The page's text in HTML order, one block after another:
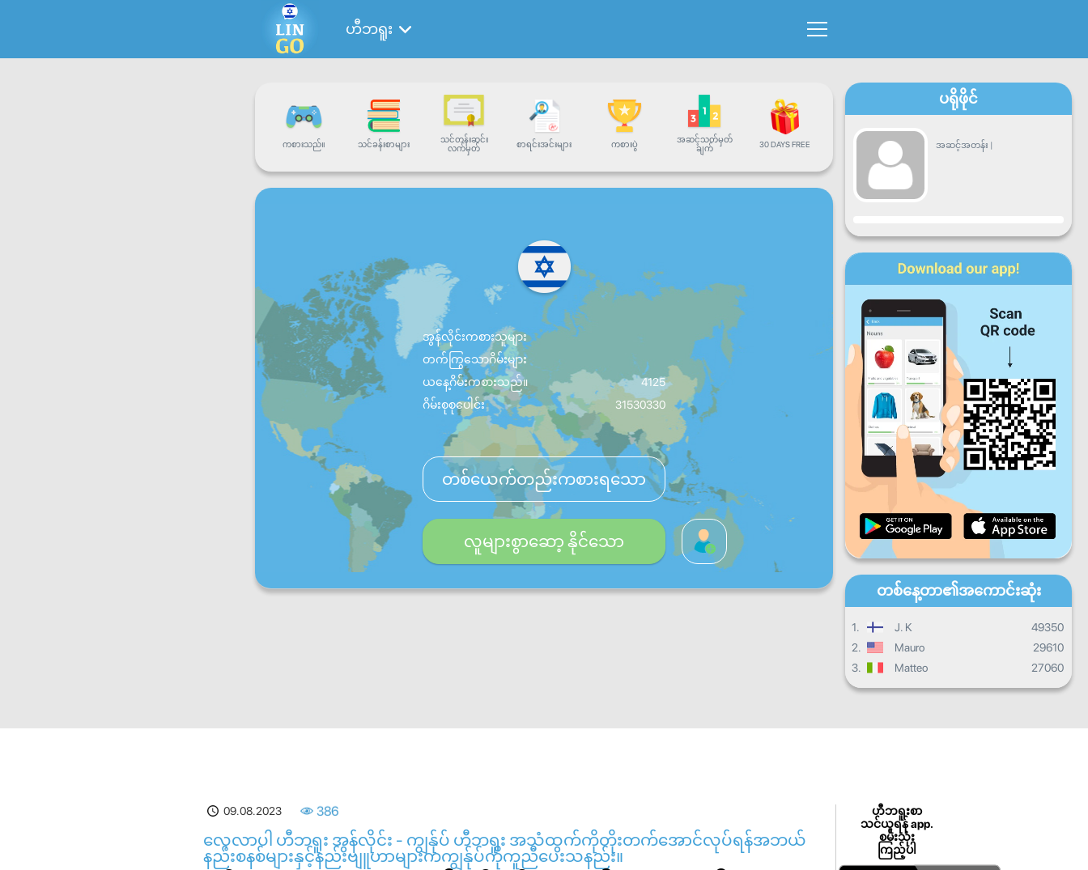
ဟီဘရူး
ကစားသည်။ သင်ခန်းစာများ
သင်တန်းဆင်း
လက်မှတ်
စာရင်းအင်းများ ကစားပွဲ
အဆင့်သတ်မှတ်
ချက်
30 DAYS FREE
အွန်လိုင်းကစားသူများ
တက်ကြွသောဂိမ်းများ
ယနေ့ဂိမ်းကစားသည်။
4125
ဂိမ်းစုစုပေါင်း
31530330
တစ်ယေက်တည်းကစားရသော
လူများစွာဆော့ နိုင်သော
ပရိုဖိုင်
အဆင့်အတန်း |
တိုးတက်မှု
တနင်္လာ ဗုဒ္ဓဟူး ကြာသာ
သောကြာ စနေ တနင်္ဂနွေ
နေ့စဉ်တိုးတက်မှု
လစဉ်တိုးတက်မှု
သင်တန်းဆင်းလက်မှတ်
ယေဘုယျတိုးတက်မှု
တစ်နေ့တာ၏အကောင်းဆုံး
1. J. K
49350
2.
Mauro
29610
3.
Matteo 27060
09.08.2023 386
လေ့လာပါ ဟီဘရူး အွန်လိုင်း - ကျွန်ုပ် ဟီဘရူး အသံထွက်ကိုတိုးတက်အောင်လုပ်ရန်အဘယ်
နည်းစနစ်များနှင့်နည်းဗျူဟာများကကျွန်ုပ်ကိုကူညီပေးသနည်း။
ဟီဘရူးစာ
သင်ယူရန် app.
စမ်းသုံး
ကြည့်ပါ